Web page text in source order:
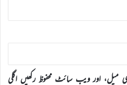
میل، اور ویب سائٹ محفوظ رکھیں اگلی